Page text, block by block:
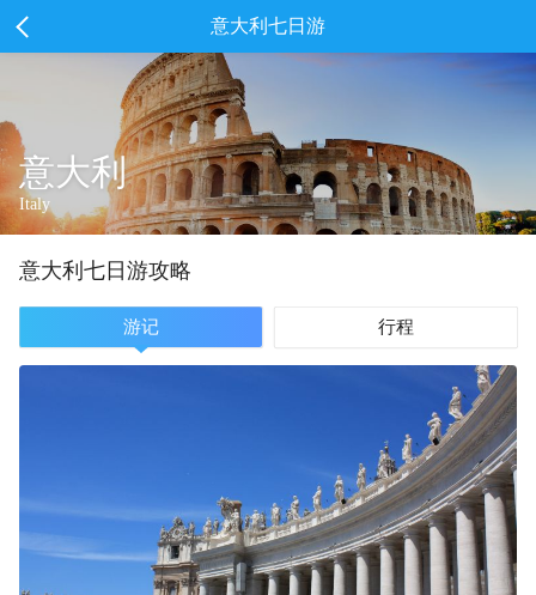
意大利七日游
意大利
Italy
意大利 七 日游攻略
游记 行程